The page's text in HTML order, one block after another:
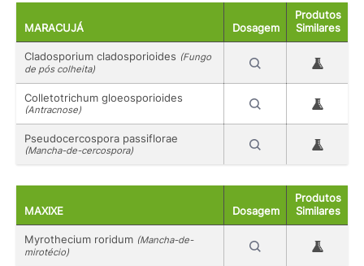
MARACUJÁ Dosagem
Produtos
Similares
Cladosporium cladosporioides (Fungo
de pós colheita)
Colletotrichum gloeosporioides
(Antracnose)
Pseudocercospora passiflorae
(Mancha-de-cercospora)
MAXIXE Dosagem
Produtos
Similares
Myrothecium roridum (Mancha-de-
mirotécio)